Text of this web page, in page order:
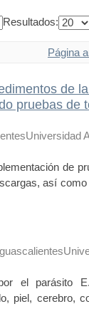
Resultados:
Página
de
pruebas de
de
así
el parásito
piel, cerebro,